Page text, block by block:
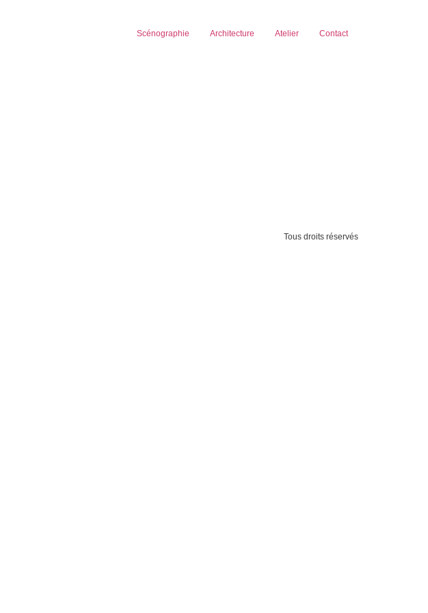
Scénographie Architecture Atelier Contact
Tous droits réservés